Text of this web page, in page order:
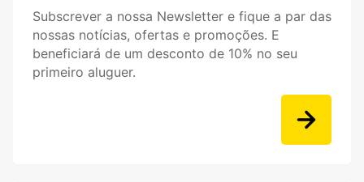
Subscrever a nossa Newsletter e fique a par das
nossas notícias, ofertas e promoções. E
beneficiará de um desconto de 10% no seu
primeiro aluguer.